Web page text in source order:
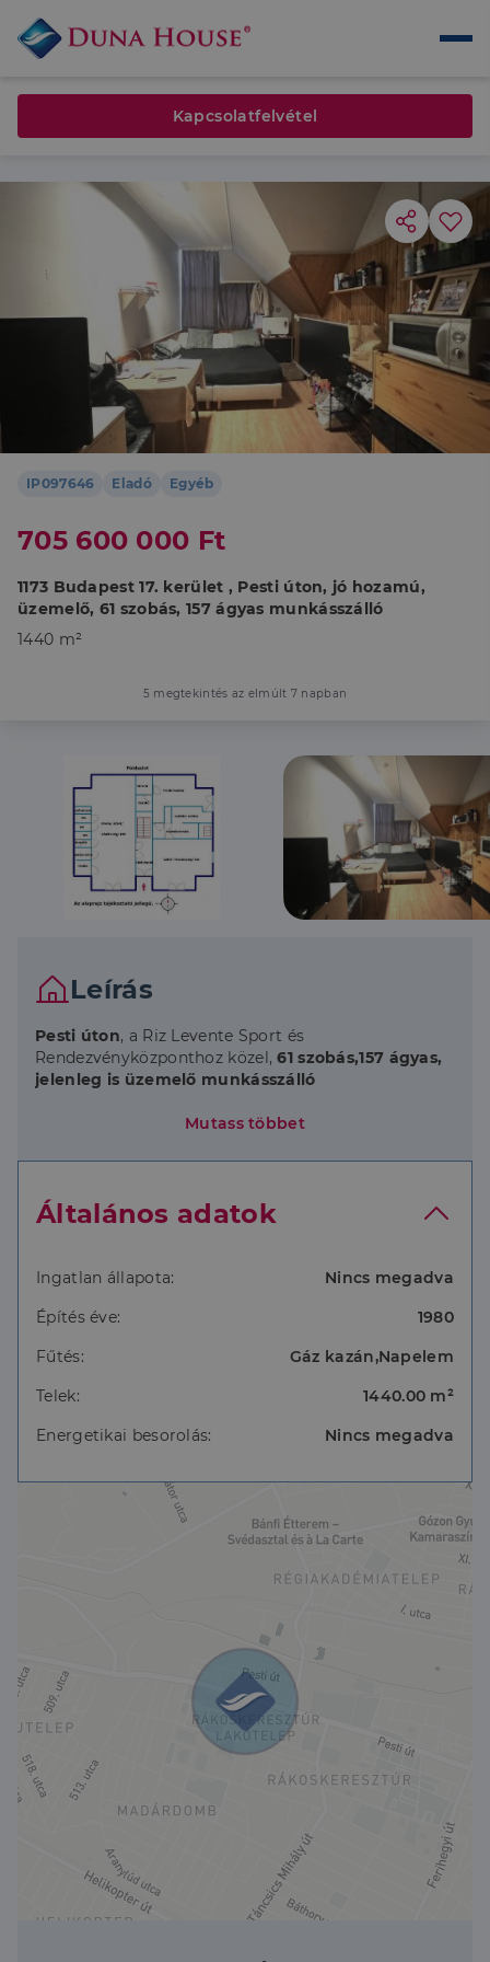
IP097646 Eladó Egyéb
705 600 000 Ft
1173 Budapest 17. kerület , Pesti úton, jó hozamú,
üzemelő, 61 szobás, 157 ágyas munkásszálló
1440 m²
5 megtekintés az elmúlt 7 napban
Leírás
Pesti úton, a Riz Levente Sport és
Rendezvényközponthoz közel, 61 szobás,157 ágyas,
jelenleg is üzemelő munkásszálló
es épületbenalagsor, földszint,
vizesblokkokkal, kiszolgáló helyiségekkel, közös
közös fürdőszoba használattal, főzőkonyha (tűzhely,
használattal bérelhetőek.
A földszint és a tetőtér teljesenfelújított,az alagsor
5 éve volt felújítva
Az ingatlan fűtése és melegvíz ellátása gáz központi
Munkásszállóként
üzemeltetik, 85% kihasználtsággal.
További információkért és megtekintéssel
kapcsolatban hívjon bizalommal.
Mutass többet
Általános adatok
Ingatlan állapota:
Nincs megadva
Építés éve:
1980
Fűtés:
Gáz kazán,Napelem
Telek:
1440.00 m²
Energetikai besorolás:
Nincs megadva
Kapcsolatfelvétel